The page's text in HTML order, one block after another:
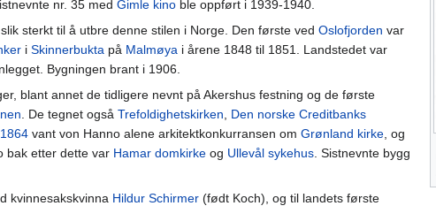
nr. 35 med Gimle kino ble oppført i 1939-1940.
sterkt til å utbre denne stilen i Norge. Den første ved Oslofjorden var
i Skinnerbukta på Malmøya i årene 1848 til 1851. Landstedet var
Bygningen brant i 1906.
blant annet de tidligere nevnt på Akershus festning og de første
. De tegnet også Trefoldighetskirken
Den norske Creditbanks
1864 vant von Hanno alene arkitektkonkurransen om Grønland kirke , og
bak etter dette var Hamar domkirke og Ullevål sykehus . Sistnevnte bygg
kvinnesakskvinna Hildur Schirmer (født Koch), og til landets første